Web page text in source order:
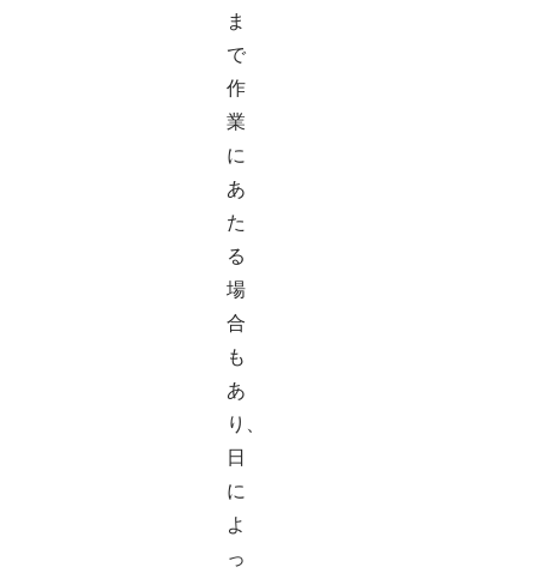
ま
で
作
業
に
あ
た
る
場
合
も
あ
り、
日
に
よ
っ